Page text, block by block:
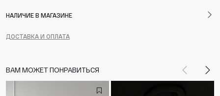
НАЛИЧИЕ В МАГАЗИНЕ
ДОСТАВКА И ОПЛАТА
ВАМ МОЖЕТ ПОНРАВИТЬСЯ Назад